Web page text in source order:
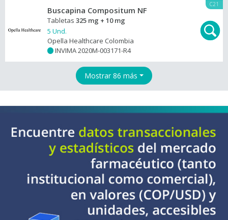
C21
Buscapina Compositum NF
Tabletas 325 mg + 10 mg
5 Und.
Opella Healthcare Colombia
INVIMA 2020M-003171-R4
Mostrar 86 más